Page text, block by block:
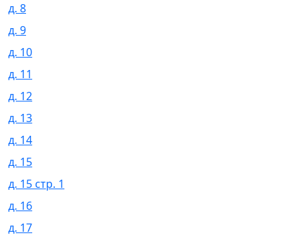
д. 8
д. 9
д. 10
д. 11
д. 12
д. 13
д. 14
д. 15
д. 15 стр. 1
д. 16
д. 17